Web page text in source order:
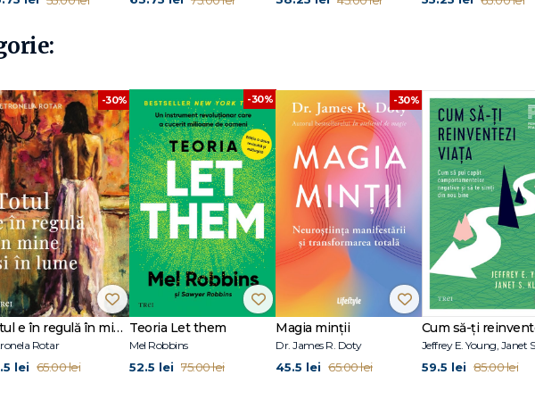
-30%
Totul e în regulă în mine și în lume
Rotar
lei 65.00 lei
-30%
Teoria Let them
Mel Robbins
52.5 lei 75.00 lei
-30%
Magia minții
Dr. James R. Doty
45.5 lei 65.00 lei 59.5 lei 85.00 lei